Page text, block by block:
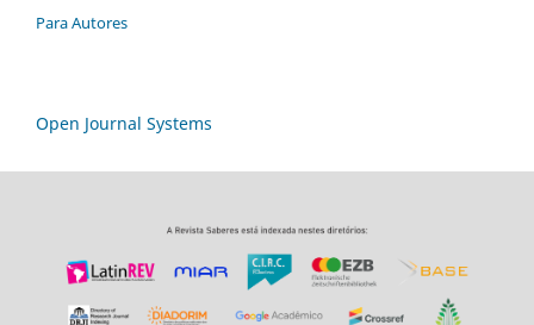
Para Autores
Open Journal Systems